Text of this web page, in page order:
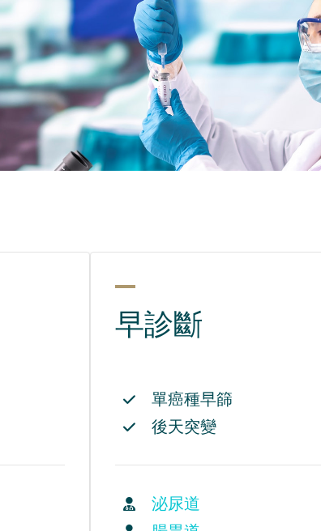
早診斷
單癌種早篩
後天突變
泌尿道